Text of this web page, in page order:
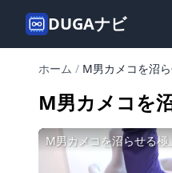
DUGAナビ
ホーム / M男カメコを沼
M男カメコを